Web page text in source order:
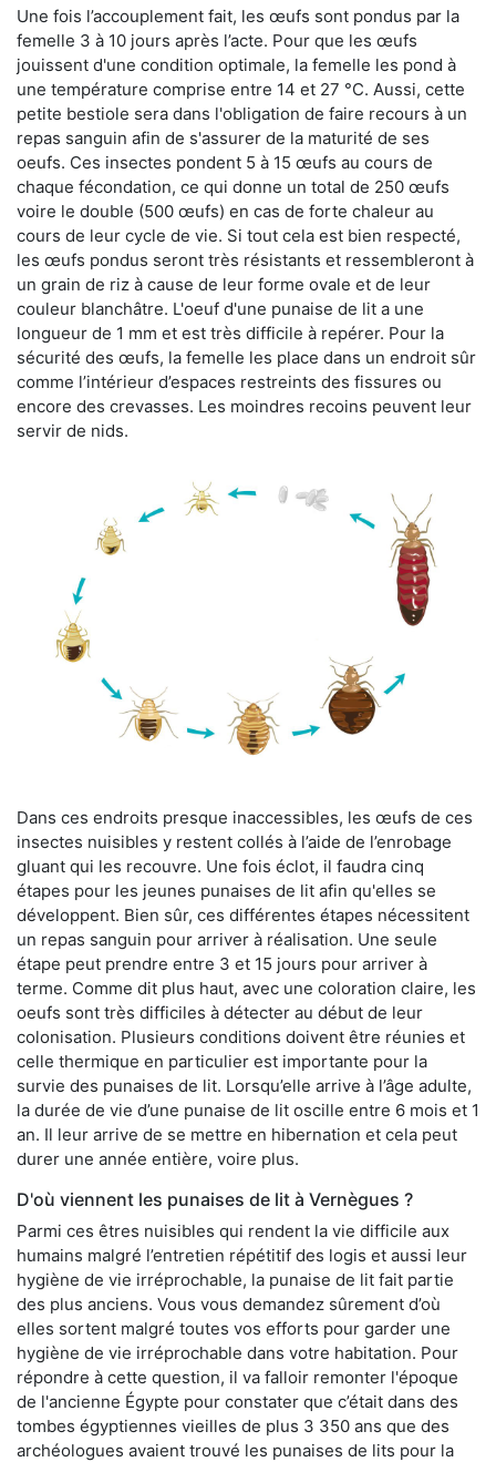
Une fois l’accouplement fait, les œufs sont pondus par la
femelle 3 à 10 jours après l’acte. Pour que les œufs
jouissent d'une condition optimale, la femelle les pond à
une température comprise entre 14 et 27 °C. Aussi, cette
petite bestiole sera dans l'obligation de faire recours à un
repas sanguin afin de s'assurer de la maturité de ses
oeufs. Ces insectes pondent 5 à 15 œufs au cours de
chaque fécondation, ce qui donne un total de 250 œufs
voire le double (500 œufs) en cas de forte chaleur au
cours de leur cycle de vie. Si tout cela est bien respecté,
les œufs pondus seront très résistants et ressembleront à
un grain de riz à cause de leur forme ovale et de leur
couleur blanchâtre. L'oeuf d'une punaise de lit a une
longueur de 1 mm et est très difficile à repérer. Pour la
sécurité des œufs, la femelle les place dans un endroit sûr
comme l’intérieur d’espaces restreints des fissures ou
encore des crevasses. Les moindres recoins peuvent leur
servir de nids.
Dans ces endroits presque inaccessibles, les œufs de ces
insectes nuisibles y restent collés à l’aide de l’enrobage
gluant qui les recouvre. Une fois éclot, il faudra cinq
étapes pour les jeunes punaises de lit afin qu'elles se
développent. Bien sûr, ces différentes étapes nécessitent
un repas sanguin pour arriver à réalisation. Une seule
étape peut prendre entre 3 et 15 jours pour arriver à
terme. Comme dit plus haut, avec une coloration claire, les
oeufs sont très difficiles à détecter au début de leur
colonisation. Plusieurs conditions doivent être réunies et
celle thermique en particulier est importante pour la
survie des punaises de lit. Lorsqu’elle arrive à l’âge adulte,
la durée de vie d’une punaise de lit oscille entre 6 mois et 1
an. Il leur arrive de se mettre en hibernation et cela peut
durer une année entière, voire plus.
D'où viennent les punaises de lit à Vernègues ?
Parmi ces êtres nuisibles qui rendent la vie difficile aux
humains malgré l’entretien répétitif des logis et aussi leur
hygiène de vie irréprochable, la punaise de lit fait partie
des plus anciens. Vous vous demandez sûrement d’où
elles sortent malgré toutes vos efforts pour garder une
hygiène de vie irréprochable dans votre habitation. Pour
répondre à cette question, il va falloir remonter l'époque
de l'ancienne Égypte pour constater que c’était dans des
tombes égyptiennes vieilles de plus 3 350 ans que des
archéologues avaient trouvé les punaises de lits pour la